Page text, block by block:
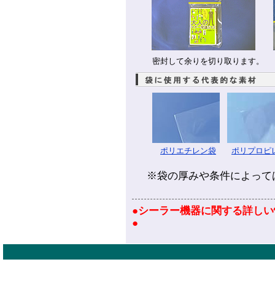
密封して余りを切り取ります。
ポリエチレン袋 ポリプロピ
※袋の厚みや条件によって
●シーラー機器に関する詳し
●